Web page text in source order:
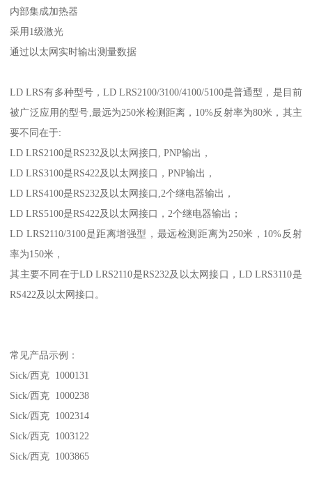
内部集成加热器
采用1级激光
通过以太网实时输出测量数据
LD LRS有多种型号，LD LRS2100/3100/4100/5100是普通型，是目前
被广泛应用的型号,最远为250米检测距离，10%反射率为80米，其主
要不同在于:
LD LRS2100是RS232及以太网接口, PNP输出，
LD LRS3100是RS422及以太网接口，PNP输出，
LD LRS4100是RS232及以太网接口,2个继电器输出，
LD LRS5100是RS422及以太网接口，2个继电器输出；
LD LRS2110/3100是距离增强型，最远检测距离为250米，10%反射
率为150米，
其主要不同在于LD LRS2110是RS232及以太网接口，LD LRS3110是
RS422及以太网接口。
常见产品示例：
Sick/西克 1000131
Sick/西克 1000238
Sick/西克 1002314
Sick/西克 1003122
Sick/西克 1003865